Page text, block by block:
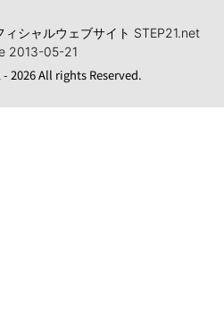
シャルウェブサイト STEP21.net
2013-05-21
2026 All rights Reserved.